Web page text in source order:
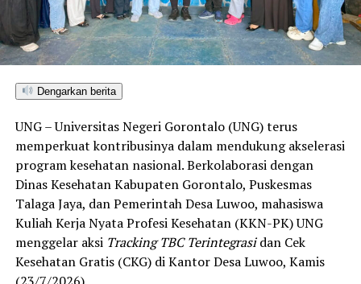
Dengarkan berita
UNG – Universitas Negeri Gorontalo (UNG) terus
memperkuat kontribusinya dalam mendukung akselerasi
program kesehatan nasional. Berkolaborasi dengan
Dinas Kesehatan Kabupaten Gorontalo, Puskesmas
Talaga Jaya, dan Pemerintah Desa Luwoo, mahasiswa
Kuliah Kerja Nyata Profesi Kesehatan (KKN-PK) UNG
menggelar aksi Tracking TBC Terintegrasidan Cek
Kesehatan Gratis (CKG) di Kantor Desa Luwoo, Kamis